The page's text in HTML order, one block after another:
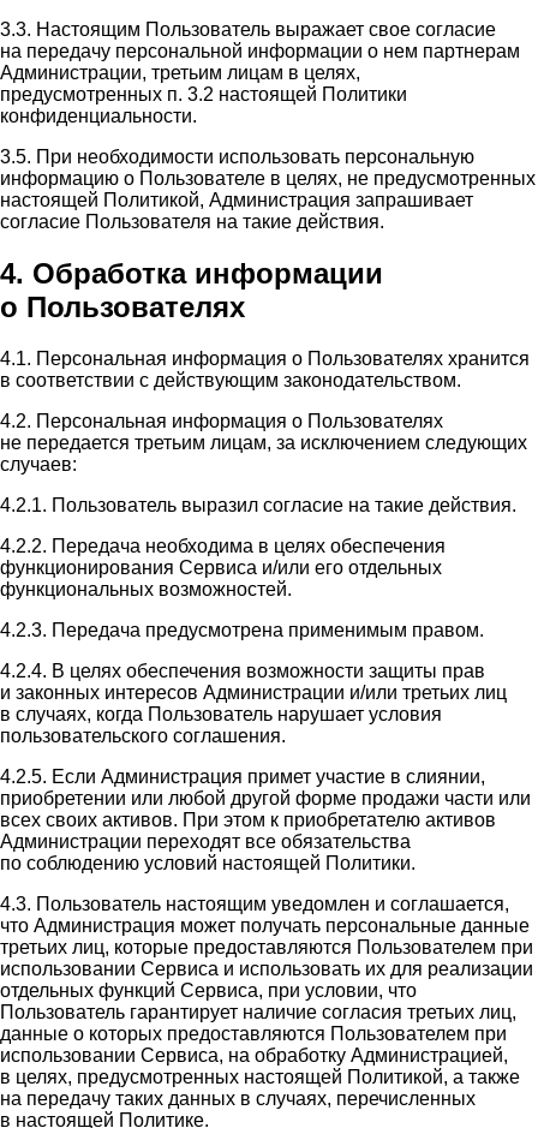
3.3. Настоящим Пользователь выражает свое согласие
на передачу персональной информации о нем партнерам
Администрации, третьим лицам в целях,
предусмотренных п. 3.2 настоящей Политики
конфиденциальности.
3.5. При необходимости использовать персональную
информацию о Пользователе в целях, не предусмотренных
настоящей Политикой, Администрация запрашивает
согласие Пользователя на такие действия.
4. Обработка информации
о Пользователях
4.1. Персональная информация о Пользователях хранится
в соответствии с действующим законодательством.
4.2. Персональная информация о Пользователях
не передается третьим лицам, за исключением следующих
случаев:
4.2.1. Пользователь выразил согласие на такие действия.
4.2.2. Передача необходима в целях обеспечения
функционирования Сервиса и/или его отдельных
функциональных возможностей.
4.2.3. Передача предусмотрена применимым правом.
4.2.4. В целях обеспечения возможности защиты прав
и законных интересов Администрации и/или третьих лиц
в случаях, когда Пользователь нарушает условия
пользовательского соглашения.
4.2.5. Если Администрация примет участие в слиянии,
приобретении или любой другой форме продажи части или
всех своих активов. При этом к приобретателю активов
Администрации переходят все обязательства
по соблюдению условий настоящей Политики.
4.3. Пользователь настоящим уведомлен и соглашается,
что Администрация может получать персональные данные
третьих лиц, которые предоставляются Пользователем при
использовании Сервиса и использовать их для реализации
отдельных функций Сервиса, при условии, что
Пользователь гарантирует наличие согласия третьих лиц,
данные о которых предоставляются Пользователем при
использовании Сервиса, на обработку Администрацией,
в целях, предусмотренных настоящей Политикой, а также
на передачу таких данных в случаях, перечисленных
в настоящей Политике.